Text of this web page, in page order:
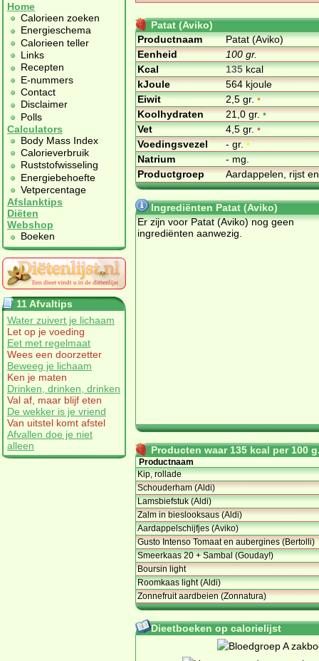
Home
Calorieen zoeken
Energieschema
Calorieen teller
Links
Recepten
E-nummers
Contact
Disclaimer
Polls
Calculators
Body Mass Index
Calorieverbruik
Ruststofwisseling
Energiebehoefte
Vetpercentage
Afslanktips
Diëten
Webshop
Boeken
11 Afvaltips
Water zuivert je lichaam
Let op je voeding
Eet met regelmaat
Wees een doorzetter
Beweeg je lichaam
Ken je maten
Drinken, drinken, drinken
Val af, maar blijf eten
De wekker is je vriend
Van uitstel komt afstel
Afvallen doe je niet
alleen
Patat (Aviko)
Productnaam
Patat (Aviko)
Eenheid
100 gr.
Kcal
135kcal
kJoule
564 kjoule
Eiwit
2,5 gr.•
Koolhydraten
21,0 gr.•
Vet
4,5 gr.•
Voedingsvezel
- gr.•
Natrium
- mg.
Productgroep
Aardappelen, rijst
Ingrediënten Patat (Aviko)
Er zijn voor Patat (Aviko) nog geen
ingrediënten aanwezig.
Producten waar 135 kcal per 100
Productnaam
Kip, rollade
Schouderham (Aldi)
Lamsbiefstuk (Aldi)
Zalm in bieslooksaus (Aldi)
Aardappelschijfjes (Aviko)
Gusto Intenso Tomaat en aubergines (Bertolli)
Smeerkaas 20 + Sambal (Gouday!)
Boursin light
Roomkaas light (Aldi)
Zonnefruit aardbeien (Zonnatura)
Dieetboeken op calorielijst